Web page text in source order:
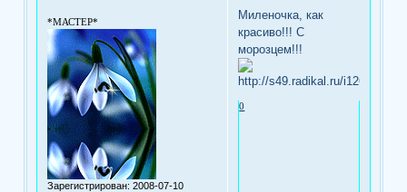
*МАСТЕР*
Зарегистрирован: 2008-07-10
Миленочка, как
красиво!!! С
морозцем!!!
0